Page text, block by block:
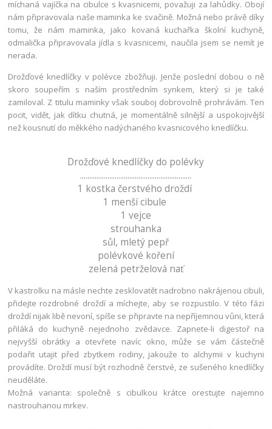
míchaná vajíčka na cibulce s kvasnicemi, považuji za lahůdky. Obojí
nám připravovala naše maminka ke svačině. Možná nebo právě díky
tomu, že nám maminka, jako kovaná kuchařka školní kuchyně,
odmalička připravovala jídla s kvasnicemi, naučila jsem se nemít je
nerada.
Drožďové knedlíčky v polévce zbožňuji. Jenže poslední dobou o ně
skoro soupeřím s naším prostředním synkem, který si je také
zamiloval. Z titulu maminky však souboj dobrovolně prohrávám. Ten
pocit, vidět, jak dítku chutná, je momentálně silnější a uspokojivější
než kousnutí do měkkého nadýchaného kvasnicového knedlíčku.
Drožďové knedlíčky do polévky
.............................................................
1 kostka čerstvého droždí
1 menší cibule
1 vejce
strouhanka
sůl, mletý pepř
polévkové koření
zelená petrželová nať
V kastrolku na másle nechte zesklovatět nadrobno nakrájenou cibuli,
přidejte rozdrobné droždí a míchejte, aby se rozpustilo. V této fázi
droždí nijak libě nevoní, spíše se připravte na nepříjemnou vůni, která
přiláká do kuchyně nejednoho zvědavce. Zapnete-li digestoř na
nejvyšší obrátky a otevřete navíc okno, může se vám částečně
podařit utajit před zbytkem rodiny, jakouže to alchymii v kuchyni
provádíte. Droždí musí být rozhodně čerstvé, ze sušeného knedlíčky
neuděláte.
Možná varianta: společně s cibulkou krátce orestujte najemno
nastrouhanou mrkev.